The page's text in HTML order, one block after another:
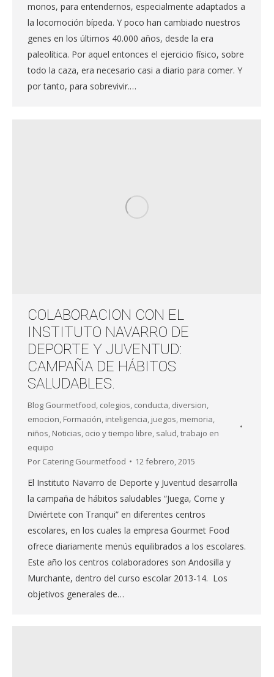
monos, para entendernos, especialmente adaptados a
la locomoción bípeda. Y poco han cambiado nuestros
genes en los últimos 40.000 años, desde la era
paleolítica. Por aquel entonces el ejercicio físico, sobre
todo la caza, era necesario casi a diario para comer. Y
por tanto, para sobrevivir.…
COLABORACION CON EL
INSTITUTO NAVARRO DE
DEPORTE Y JUVENTUD:
CAMPAÑA DE HÁBITOS
SALUDABLES.
Blog Gourmetfood colegios conducta diversion
emocion Formación inteligencia juegos memoria
niños Noticias ocio y tiempo libre salud trabajo en
equipo
Por Catering Gourmetfood 12 febrero, 2015
El Instituto Navarro de Deporte y Juventud desarrolla
la campaña de hábitos saludables “Juega, Come y
Diviértete con Tranqui” en diferentes centros
escolares, en los cuales la empresa Gourmet Food
ofrece diariamente menús equilibrados a los escolares.
Este año los centros colaboradores son Andosilla y
Murchante, dentro del curso escolar 2013-14. Los
objetivos generales de…